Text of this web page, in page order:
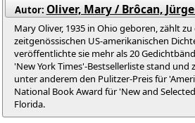
Autor: Oliver, Mary / Brôcan,
Mary Oliver, 1935 in Ohio geboren, zählt
zeitgenössischen US-amerikanischen
veröffentlichte sie mehr als 20
'New York Times'-Bestsellerliste stand und
unter anderem den Pulitzer-Preis für
National Book Award für 'New and
Florida.